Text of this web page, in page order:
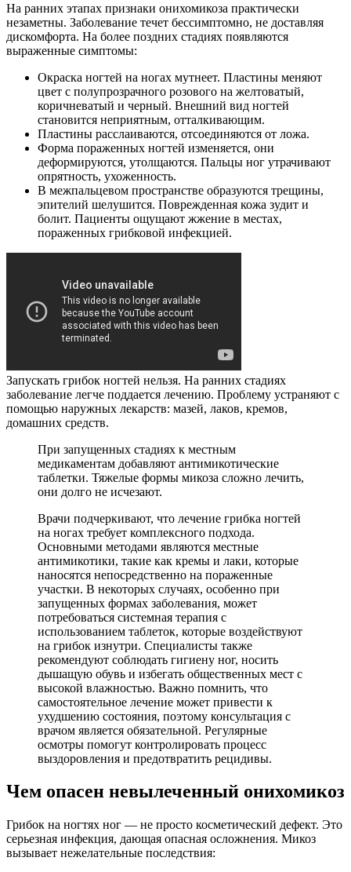
На ранних этапах признаки онихомикоза практически
незаметны. Заболевание течет бессимптомно, не доставляя
дискомфорта. На более поздних стадиях появляются
выраженные симптомы:
Окраска ногтей на ногах мутнеет. Пластины меняют
цвет с полупрозрачного розового на желтоватый,
коричневатый и черный. Внешний вид ногтей
становится неприятным, отталкивающим.
Пластины расслаиваются, отсоединяются от ложа.
Форма пораженных ногтей изменяется, они
деформируются, утолщаются. Пальцы ног утрачивают
опрятность, ухоженность.
В межпальцевом пространстве образуются трещины,
эпителий шелушится. Поврежденная кожа зудит и
болит. Пациенты ощущают жжение в местах,
пораженных грибковой инфекцией.
Запускать грибок ногтей нельзя. На ранних стадиях
заболевание легче поддается лечению. Проблему устраняют с
помощью наружных лекарств: мазей, лаков, кремов,
домашних средств.
При запущенных стадиях к местным
медикаментам добавляют антимикотические
таблетки. Тяжелые формы микоза сложно лечить,
они долго не исчезают.
Врачи подчеркивают, что лечение грибка ногтей
на ногах требует комплексного подхода.
Основными методами являются местные
антимикотики, такие как кремы и лаки, которые
наносятся непосредственно на пораженные
участки. В некоторых случаях, особенно при
запущенных формах заболевания, может
потребоваться системная терапия с
использованием таблеток, которые воздействуют
на грибок изнутри. Специалисты также
рекомендуют соблюдать гигиену ног, носить
дышащую обувь и избегать общественных мест с
высокой влажностью. Важно помнить, что
самостоятельное лечение может привести к
ухудшению состояния, поэтому консультация с
врачом является обязательной. Регулярные
осмотры помогут контролировать процесс
выздоровления и предотвратить рецидивы.
Чем опасен невылеченный онихомикоз
Грибок на ногтях ног — не просто косметический дефект. Это
серьезная инфекция, дающая опасная осложнения. Микоз
вызывает нежелательные последствия: